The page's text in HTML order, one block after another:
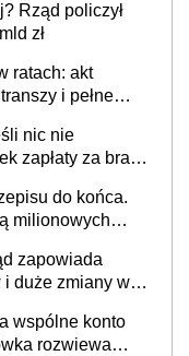
Rząd policzył
zł
ratach: akt
i pełne
nic nie
zapłaty za brak
do końca.
milionowych
zapowiada
duże zmiany w
wspólne konto
rozwiewa